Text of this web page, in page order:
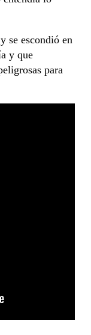
se escondió en
y que
para